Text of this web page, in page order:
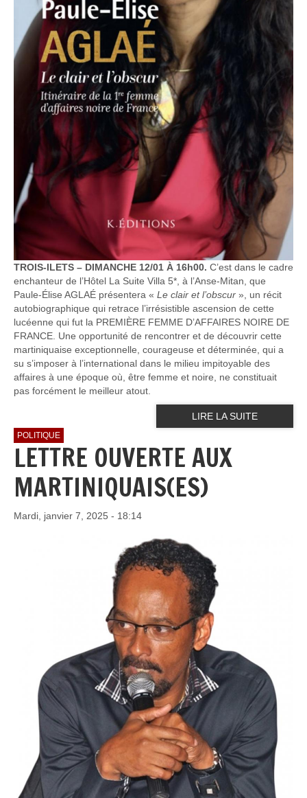
TROIS-ILETS – DIMANCHE 12/01 À 16h00. C’est dans le cadre
enchanteur de l’Hôtel La Suite Villa 5*, à l’Anse-Mitan, que
Paule-Élise AGLAÉ présentera « Le clair et l’obscur », un récit
autobiographique qui retrace l’irrésistible ascension de cette
lucéenne qui fut la PREMIÈRE FEMME D’AFFAIRES NOIRE DE
FRANCE. Une opportunité de rencontrer et de découvrir cette
martiniquaise exceptionnelle, courageuse et déterminée, qui a
su s’imposer à l’international dans le milieu impitoyable des
affaires à une époque où, être femme et noire, ne constituait
pas forcément le meilleur atout.
LIRE LA SUITE
POLITIQUE
LETTRE OUVERTE AUX
MARTINIQUAIS(ES)
Mardi, janvier 7, 2025 - 18:14